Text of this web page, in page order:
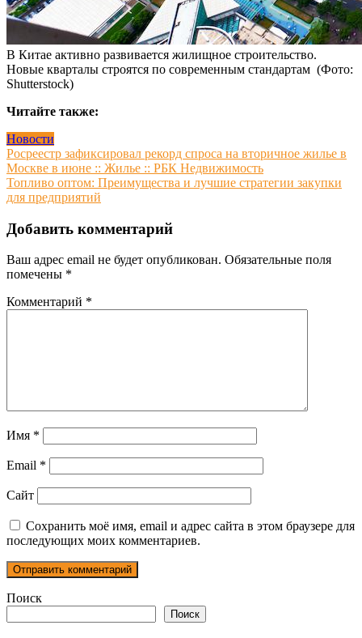
В Китае активно развивается жилищное строительство.
Новые кварталы строятся по современным стандартам (Фото:
Shutterstock)
Читайте также:
Новости
Навигация
по
записям
Росреестр зафиксировал рекорд спроса на вторичное жилье в
Москве в июне :: Жилье :: РБК Недвижимость
Топливо оптом: Преимущества и лучшие стратегии закупки
для предприятий
Добавить комментарий
Ваш адрес email не будет опубликован. Обязательные поля
помечены *
Комментарий *
Имя *
Email *
Сайт
Сохранить моё имя, email и адрес сайта в этом браузере для
последующих моих комментариев.
Поиск
Поиск